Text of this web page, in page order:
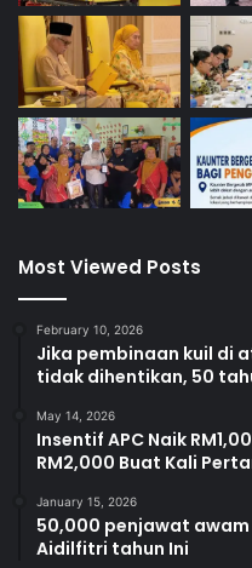
Most Viewed Posts
February 10, 2026
Jika pembinaan kuil di
tidak dihentikan, 50
May 14, 2026
Insentif APC Naik
RM2,000 Buat Kali
January 15, 2026
50,000 penjawat awam
Aidilfitri tahun Ini